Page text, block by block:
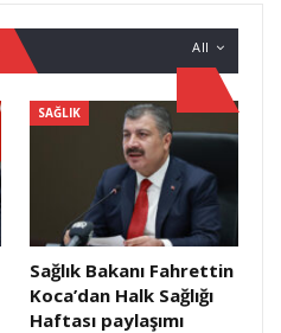
All
SAĞLIK
Sağlık Bakanı Fahrettin
Koca’dan Halk Sağlığı
Haftası paylaşımı